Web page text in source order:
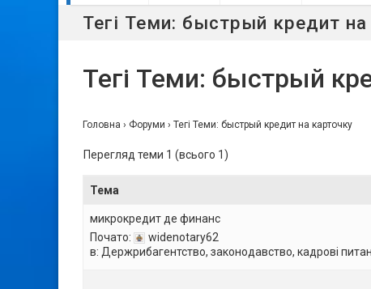
Тегі Теми: быстрый кредит на
Тегі Теми: быстрый
Головна › Форуми › Тегі Теми: быстрый кредит на карточку
Перегляд теми 1 (всього 1)
Тема
микрокредит де финанс
Почато:
widenotary62
в: Держрибагентство, законодавство, кадрові